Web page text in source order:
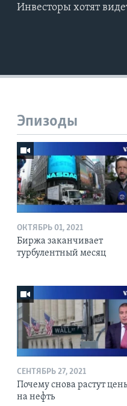
Инвесторы хотят
Эпизоды
ОКТЯБРЬ 01, 2021
Биржа заканчивает
турбулентный месяц
СЕНТЯБРЬ 27, 2021
Почему снова растут
на нефть